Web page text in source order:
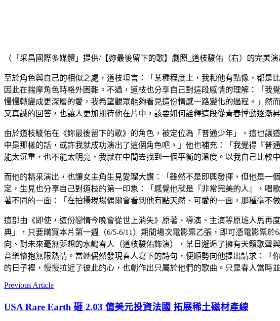
（「采昌國際多媒體」提供/【妳最後留下的歌】劇照_道枝駿佑（右）的完美
至於角色與自己的相似之處，道枝坦言：「某種程度上，我和他有點像，都是
因此在揣摩角色時格外困難。不過，道枝也分享自己對這段感情的理解：「
慢慢轉變成更深層的愛，我希望觀眾能夠看見這份情感一路變化的過程。」
又真誠的回答，也讓人更加期待他在片中，該要如何詮釋這段從青春悸動逐漸
由於道枝駿佑在《妳最後留下的歌》的角色，被定位為「普通少年」，這也
中是那樣的話，或許我就成功演出了這個角色吧。」他也補充：「我覺得『
能太沉重，也不能太明亮，我就在中間去找到一個平衡的溫度。以我自己比較
而他的精采演出，也讓女主角生見愛瑠大讚：「雖然不是即興發揮，但他是
定，生見也分享自己對道枝的第一印象：「感覺他就是『非常完美的人』，
著不同的一面：「在拍攝現場偶爾會看到他有點天然、可愛的一面，那種毫不
這部由《即使，這份戀情今晚會從世上消失》原著、導演、主演等原班人馬
典」，只要購買本片第一週（6/5-6/11）期間場次電影票乙張，即可憑電影票
向、對未來毫無夢想的水嶋春人（道枝駿佑飾演），某日邂逅了擁有天籟歌
音樂懷抱無限熱情。當她偶然發現春人寫下的詩句，便順勢向他提出請求：
的日子裡，慢慢拉近了彼此的心，也創作出只屬於他們的歌曲。只是春人當時
Previous Article
USA Rare Earth 砸 2.03 億美元投資法國 拓展稀土磁材產線